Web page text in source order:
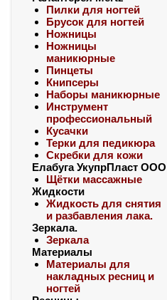
Пилки для ногтей
Брусок для ногтей
Ножницы
Ножницы
маникюрные
Пинцеты
Книпсеры
Наборы маникюрные
Инструмент
профессиональный
Кусачки
Терки для педикюра
Скребки для кожи
Елабуга УкупрПласт ООО
Щётки массажные
Жидкости
Жидкость для снятия
и разбавления лака.
Зеркала.
Зеркала
Материалы
Материалы для
накладных ресниц и
ногтей